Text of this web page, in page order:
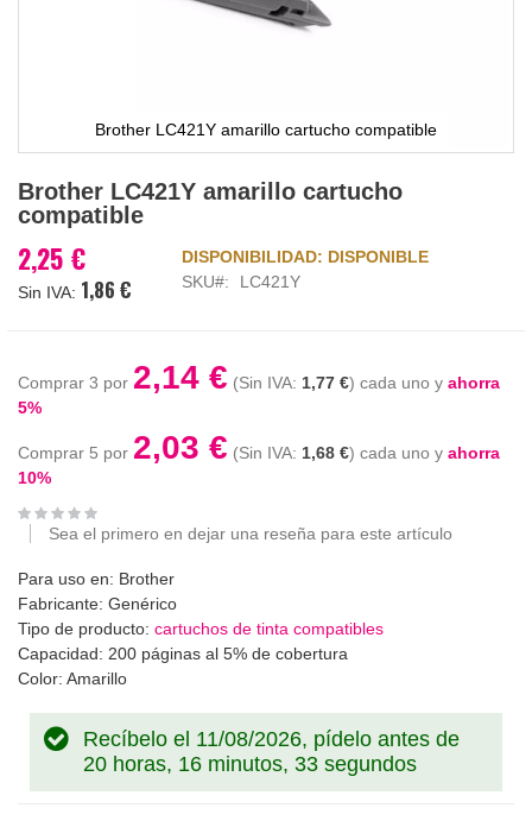
Brother LC421Y amarillo cartucho compatible
al
comienzo
la
galería
Brother LC421Y amarillo cartucho
compatible
2,25 €
1,86 €
DISPONIBILIDAD: DISPONIBLE
SKU
LC421Y
Comprar 3 por 2,14 € 1,77 € cada uno y ahorra
5%
Comprar 5 por 2,03 € 1,68 € cada uno y ahorra
10%
Sea el primero en dejar una reseña para este artículo
Para uso en: Brother
Fabricante: Genérico
Tipo de producto: cartuchos de tinta compatibles
Capacidad: 200 páginas al 5% de cobertura
Color: Amarillo
Recíbelo el 11/08/2026, pídelo antes de
20 horas, 16 minutos, 33 segundos